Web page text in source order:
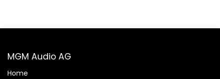
MGM Audio AG
Home